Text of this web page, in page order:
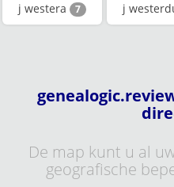
j westera 7 j
De map kunt u al
geografische